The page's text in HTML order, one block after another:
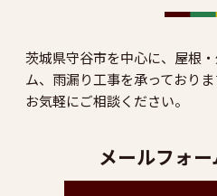
茨城県守谷市を中心に、屋根
ム、雨漏り工事を承っておりま
お気軽にご相談ください。
メールフォ